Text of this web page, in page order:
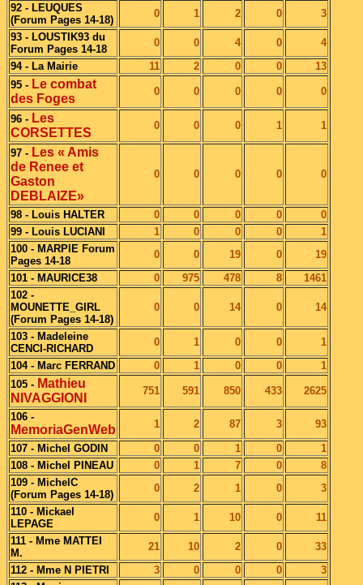
92 - LEUQUES
(Forum Pages 14-18)
0 1 2 0
3
93 - LOUSTIK93 du
Forum Pages 14-18
0 0 4 0
4
94 - La Mairie
11 2 0 0
13
95 - Le combat
des Foges
0 0 0 0 0
96 - Les
CORSETTES
0 0 0 1 1
97 - Les « Amis
de Renee et
Gaston
DEBLAIZE»
0 0 0 0 0
98 - Louis HALTER 0 0 0 0
0
99 - Louis LUCIANI
1 0 0 0
1
100 - MARPIE Forum
Pages 14-18
0 0 19 0
19
101 - MAURICE38
0 975 478 8
1461
102 -
MOUNETTE_GIRL
(Forum Pages 14-18)
0 0 14 0 14
103 - Madeleine
CENCI-RICHARD
0 1 0 0
1
104 - Marc FERRAND
0 1 0 0
1
105 - Mathieu
NIVAGGIONI
751 591 850 433 2625
106 -
MemoriaGenWeb 1 2 87 3
93
107 - Michel GODIN
0 0 1 0
1
108 - Michel PINEAU
0 1 7 0
8
109 - MichelC
(Forum Pages 14-18)
0 2 1 0
3
110 - Mickael
LEPAGE
0 1 10 0
11
111 - Mme MATTEI
M.
21 10 2 0
33
112 - Mme N PIETRI
3 0 0 0
3